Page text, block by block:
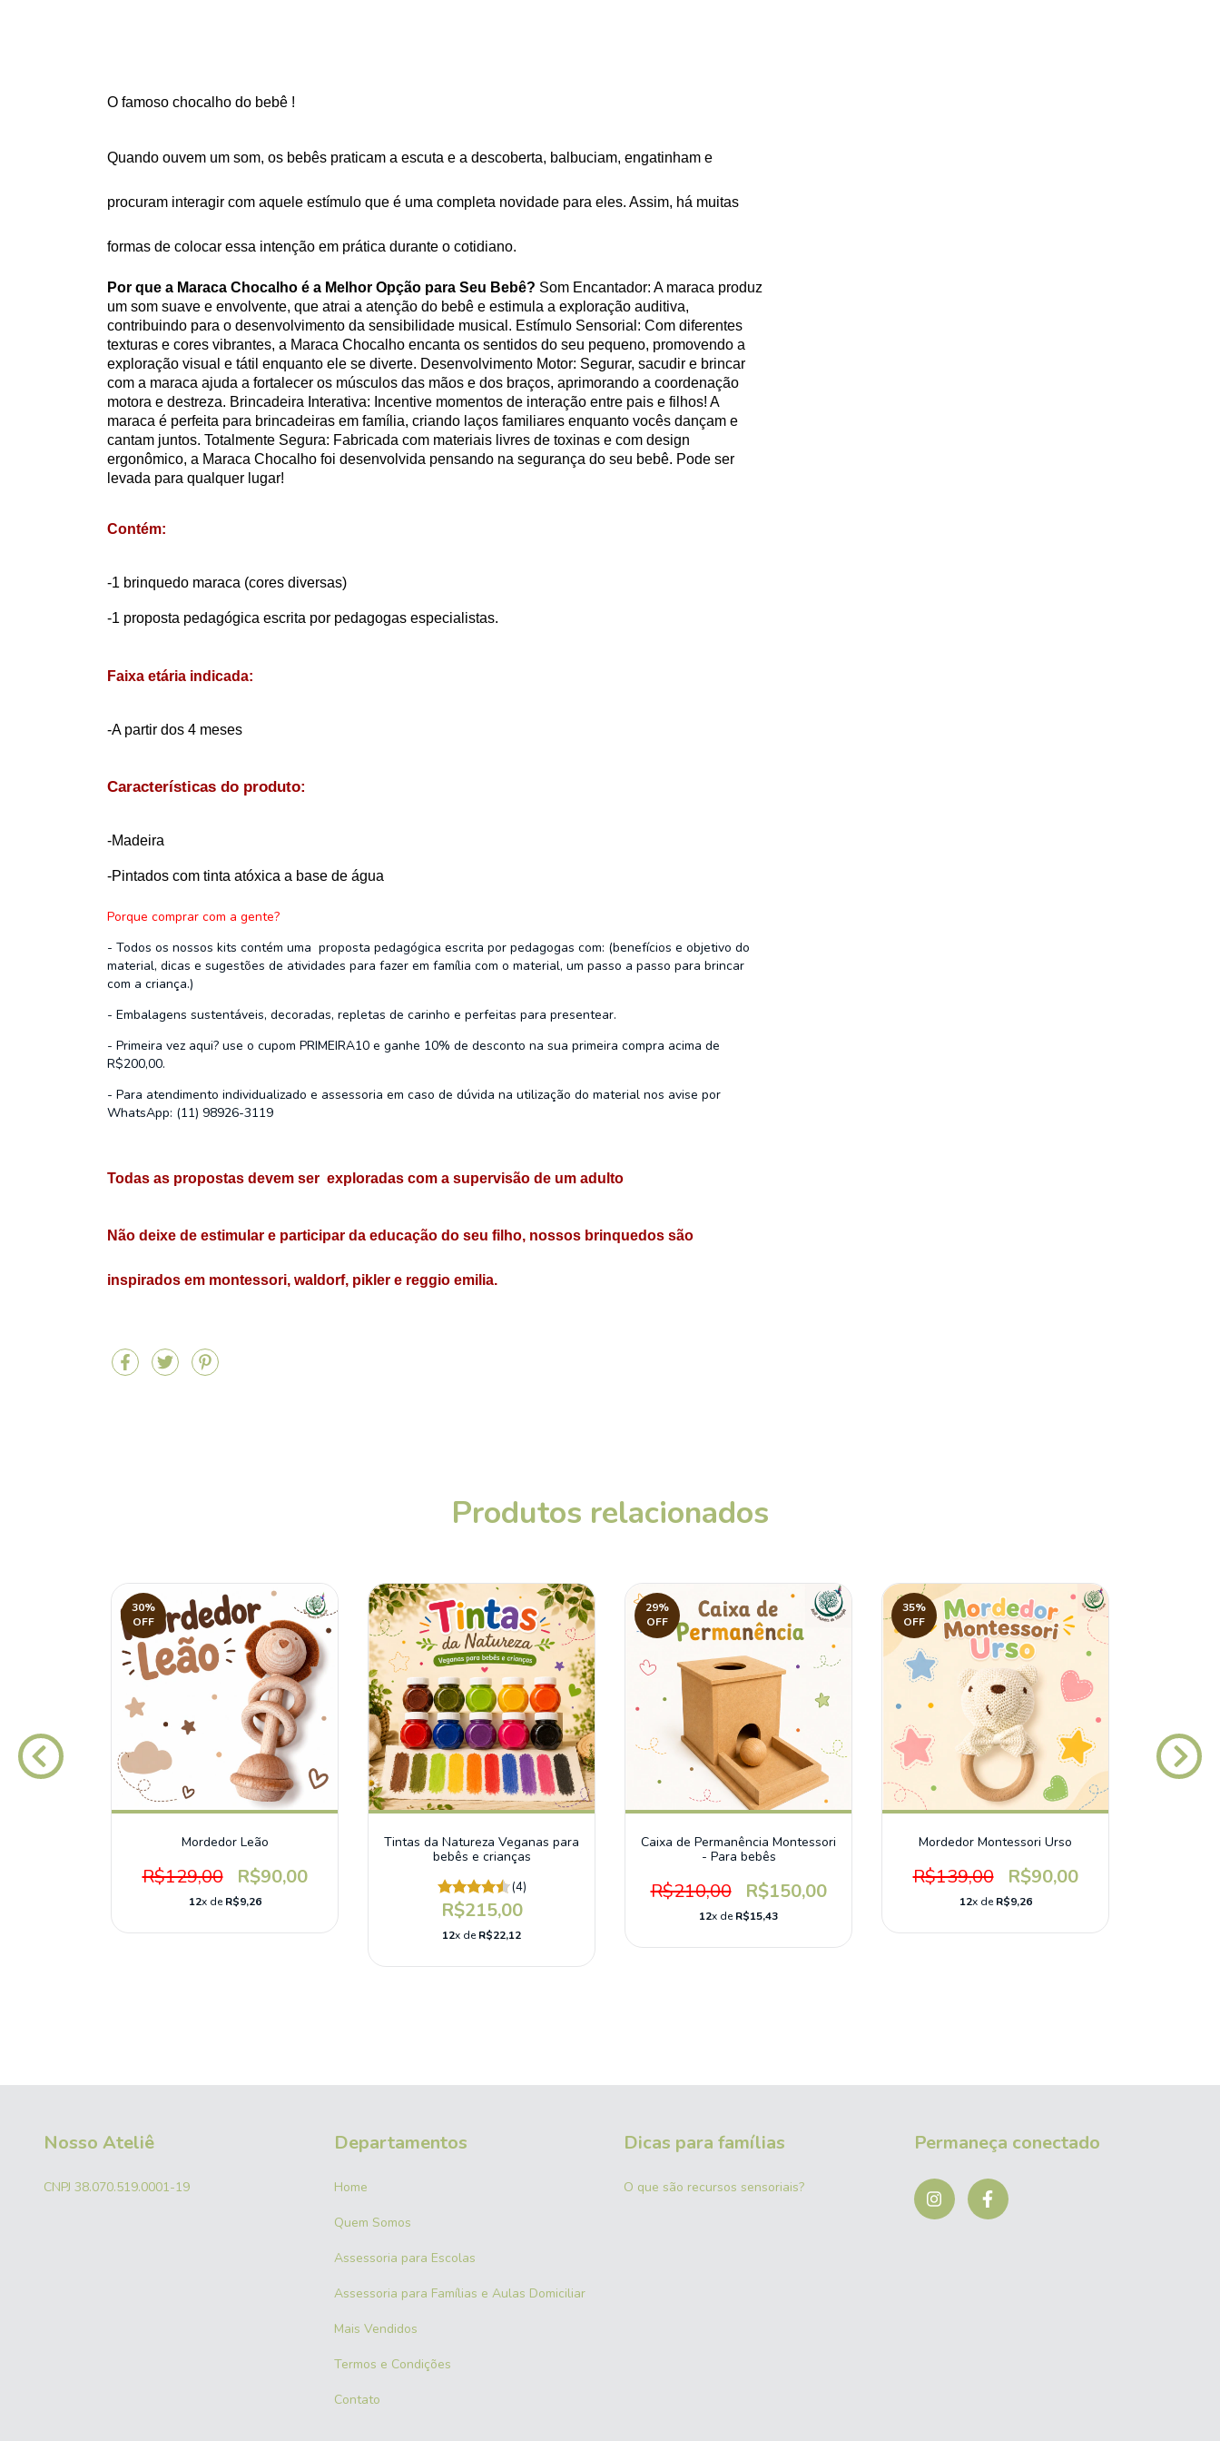
O famoso chocalho do bebê !
Quando ouvem um som, os bebês praticam a escuta e a descoberta, balbuciam, engatinham e
procuram interagir com aquele estímulo que é uma completa novidade para eles. Assim, há muitas
formas de colocar essa intenção em prática durante o cotidiano.
Por que a Maraca Chocalho é a Melhor Opção para Seu Bebê? Som Encantador: A maraca produz
um som suave e envolvente, que atrai a atenção do bebê e estimula a exploração auditiva,
contribuindo para o desenvolvimento da sensibilidade musical. Estímulo Sensorial: Com diferentes
texturas e cores vibrantes, a Maraca Chocalho encanta os sentidos do seu pequeno, promovendo a
exploração visual e tátil enquanto ele se diverte. Desenvolvimento Motor: Segurar, sacudir e brincar
com a maraca ajuda a fortalecer os músculos das mãos e dos braços, aprimorando a coordenação
motora e destreza. Brincadeira Interativa: Incentive momentos de interação entre pais e filhos! A
maraca é perfeita para brincadeiras em família, criando laços familiares enquanto vocês dançam e
cantam juntos. Totalmente Segura: Fabricada com materiais livres de toxinas e com design
ergonômico, a Maraca Chocalho foi desenvolvida pensando na segurança do seu bebê. Pode ser
levada para qualquer lugar!
Contém:
-1 brinquedo maraca (cores diversas)
-1 proposta pedagógica escrita por pedagogas especialistas.
Faixa etária indicada:
-A partir dos 4 meses
Características do produto:
-Madeira
-Pintados com tinta atóxica a base de água
Porque comprar com a gente?
- Todos os nossos kits contém uma proposta pedagógica escrita por pedagogas com: (benefícios e objetivo do
material, dicas e sugestões de atividades para fazer em família com o material, um passo a passo para brincar
com a criança.)
- Embalagens sustentáveis, decoradas, repletas de carinho e perfeitas para presentear.
- Primeira vez aqui? use o cupom PRIMEIRA10 e ganhe 10% de desconto na sua primeira compra acima de
R$200,00.
- Para atendimento individualizado e assessoria em caso de dúvida na utilização do material nos avise por
WhatsApp: (11) 98926-3119
Todas as propostas devem ser  exploradas com a supervisão de um adulto
Não deixe de estimular e participar da educação do seu filho, nossos brinquedos são
inspirados em montessori, waldorf, pikler e reggio emilia.
Produtos relacionados
30%
OFF
Mordedor Leão
R$129,00 R$90,00
12x deR$9,26
Tintas da Natureza Veganas para
bebês e crianças
(4)
R$215,00
12x deR$22,12
29%
OFF
Caixa de Permanência Montessori
- Para bebês
R$210,00 R$150,00
12x deR$15,43
35%
OFF
Mordedor Montessori Urso
R$139,00 R$90,00
12x deR$9,26
Nosso Ateliê
CNPJ 38.070.519.0001-19
Departamentos
Home
Quem Somos
Assessoria para Escolas
Assessoria para Famílias e Aulas Domiciliar
Mais Vendidos
Termos e Condições
Contato
Dicas para famílias
O que são recursos sensoriais?
Permaneça conectado